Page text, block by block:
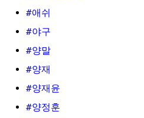
#애쉬
#야구
#양말
#양재
#양재윤
#양정훈